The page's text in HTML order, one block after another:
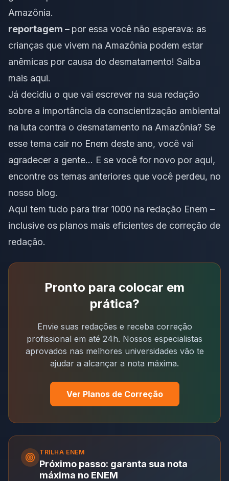
Amazônia.
reportagem – por essa você não esperava: as
crianças que vivem na Amazônia podem estar
anêmicas por causa do desmatamento! Saiba
mais aqui.
Já decidiu o que vai escrever na sua redação
sobre a importância da conscientização ambiental
na luta contra o desmatamento na Amazônia? Se
esse tema cair no Enem deste ano, você vai
agradecer a gente… E se você for novo por aqui,
encontre os temas anteriores que você perdeu, no
nosso blog.
Aqui tem tudo para tirar 1000 na redação Enem –
inclusive os planos mais eficientes de correção de
redação.
Pronto para colocar em
prática?
Envie suas redações e receba correção
profissional em até 24h. Nossos especialistas
aprovados nas melhores universidades vão te
ajudar a alcançar a nota máxima.
Ver Planos de Correção
TRILHA ENEM
Próximo passo: garanta sua nota
máxima no ENEM